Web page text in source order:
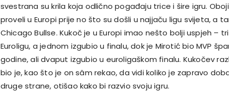
svestrana su krila koja odlično pogađaju trice i šire igru.
proveli u Europi prije no što su došli u najjaču ligu svijeta, a
Chicago Bullse. Kukoč je u Europi imao nešto bolji uspjeh –
Euroligu, a jednom izgubio u finalu, dok je Mirotić bio MVP
godine, ali dvaput izgubio u euroligaškom finalu. Kukočev
bio je, kao što je on sâm rekao, da vidi koliko je zapravo
druge strane, otišao kako bi razvio svoju igru.